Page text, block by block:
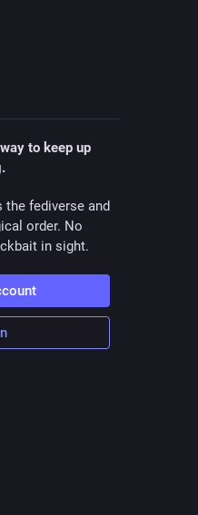
to keep up
the fediverse and
order. No
in sight.